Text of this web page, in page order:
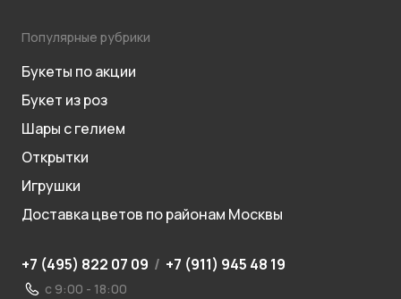
Популярные рубрики
Букеты по акции
Букет из роз
Шары с гелием
Открытки
Игрушки
Доставка цветов по районам Москвы
+7 (495) 822 07 09 / +7 (911) 945 48 19
с 9:00 - 18:00